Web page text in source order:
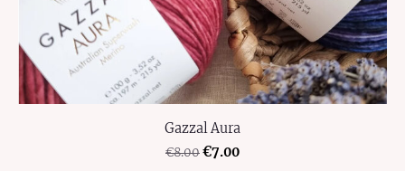
Gazzal Aura
€8.00€7.00